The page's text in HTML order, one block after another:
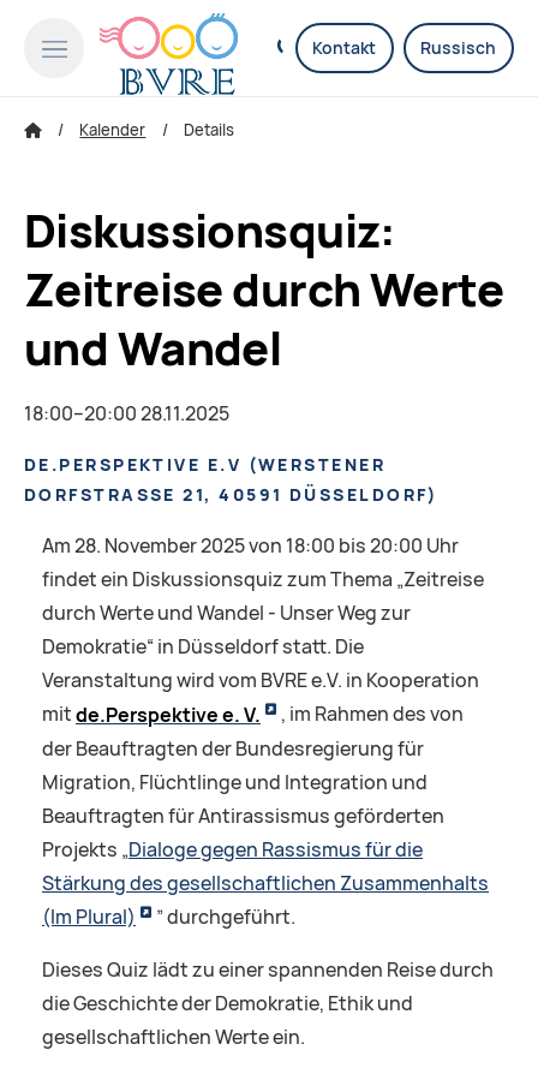
Kontakt Russisch
Kalender Details
Diskussionsquiz:
Zeitreise durch Werte
und Wandel
18:00–20:00 28.11.2025
DE.PERSPEKTIVE E.V (WERSTENER
DORFSTRASSE 21, 40591 DÜSSELDORF
)
Am 28. November 2025 von 18:00 bis 20:00 Uhr
findet ein Diskussionsquiz zum Thema „Zeitreise
durch Werte und Wandel - Unser Weg zur
Demokratie“ in Düsseldorf statt. Die
Veranstaltung wird vom BVRE e.V. in Kooperation
mitde.Perspektive e. V.
, im Rahmen des von
der Beauftragten der Bundesregierung für
Migration, Flüchtlinge und Integration und
Beauftragten für Antirassismus geförderten
Projekts „Dialoge gegen Rassismus für die
Stärkung des gesellschaftlichen Zusammenhalts
(Im Plural)
” durchgeführt.
Dieses Quiz lädt zu einer spannenden Reise durch
die Geschichte der Demokratie, Ethik und
gesellschaftlichen Werte ein.